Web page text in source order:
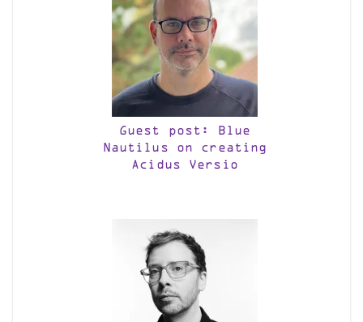
Guest post: Blue
Nautilus on creating
Acidus Versio